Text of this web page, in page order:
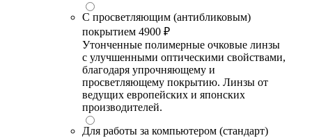
С просветляющим (антибликовым)
покрытием 4900 ₽
Утонченные полимерные очковые линзы
с улучшенными оптическими свойствами,
благодаря упрочняющему и
просветляющему покрытию. Линзы от
ведущих европейских и японских
производителей.
Для работы за компьютером (стандарт)